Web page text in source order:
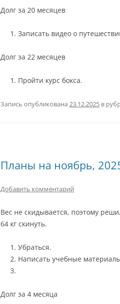
Долг за 20 месяцев
Записать видео о
Долг за 22 месяцев
Пройти курс бокса.
Запись опубликована 23.12.2025 в
Планы на ноябрь,
Добавить комментарий
Вес не скидывается, поэтому
64 кг скинуть.
Убраться.
Написать учебные
Долг за 4 месяца